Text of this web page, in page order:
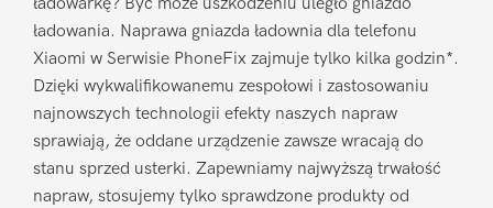
ładowania. Naprawa gniazda ładownia dla telefonu
Xiaomi w Serwisie PhoneFix zajmuje tylko kilka godzin*.
Dzięki wykwalifikowanemu zespołowi i zastosowaniu
najnowszych technologii efekty naszych napraw
sprawiają, że oddane urządzenie zawsze wracają do
stanu sprzed usterki. Zapewniamy najwyższą trwałość
napraw, stosujemy tylko sprawdzone produkty od